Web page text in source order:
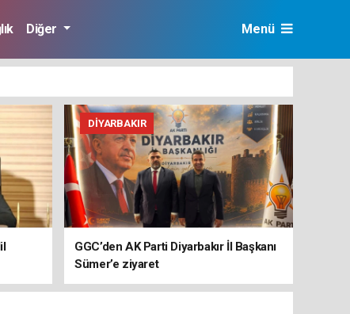
Diğer Menü
DIYARBAKIR
GGC’den AK Parti Diyarbakır İl Başkanı
Sümer’e ziyaret